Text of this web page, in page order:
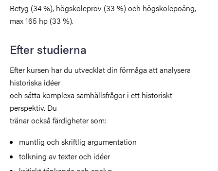
Betyg (34 %), högskoleprov (33 %) och högskolepoäng,
max 165 hp (33 %).
Efter studierna
Efter kursen har du utvecklat din förmåga att analysera
historiska idéer
och sätta komplexa samhällsfrågor i ett historiskt
perspektiv. Du
tränar också färdigheter som:
muntlig och skriftlig argumentation
tolkning av texter och idéer